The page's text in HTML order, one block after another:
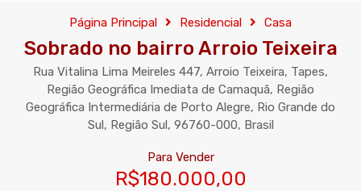
Página Principal Residencial Casa
Sobrado no bairro Arroio Teixeira
Rua Vitalina Lima Meireles 447, Arroio Teixeira, Tapes,
Região Geográfica Imediata de Camaquã, Região
Geográfica Intermediária de Porto Alegre, Rio Grande do
Sul, Região Sul, 96760-000, Brasil
Para Vender
R$180.000,00